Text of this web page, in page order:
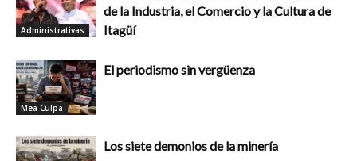
Administrativas
de la Industria, el Comercio y la Cultura de
Itagüí
Mea Culpa
El periodismo sin vergüenza
Los siete demonios de la minería